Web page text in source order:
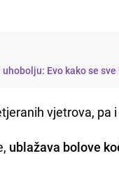
Evo kako se
vjetrova, pa
ublažava bolove